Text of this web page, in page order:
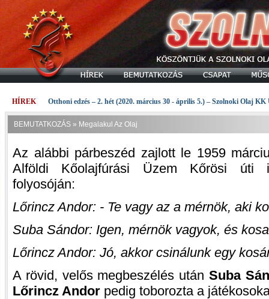
HÍREK Otthoni edzés – 2. hét (2020. március 30 - április 5.) – Szolnoki Olaj KK
BEMUTATKOZÁS » Megalakul Az Olaj
Az alábbi párbeszéd zajlott le 1959
Alföldi Kőolajfúrási Üzem Kőrösi úti
folyosóján:
Lőrincz Andor: - Te vagy az a mérnök, aki
Suba Sándor: Igen, mérnök vagyok, és
Lőrincz Andor: Jó, akkor csinálunk egy
A rövid, velős megbeszélés után Suba
Lőrincz Andor pedig toborozta a